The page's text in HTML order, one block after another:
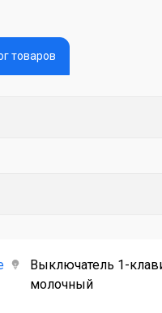
товаров
Выключатель 1-
молочный